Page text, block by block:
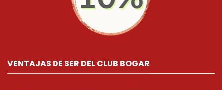
VENTAJAS DE SER DEL CLUB BOGAR